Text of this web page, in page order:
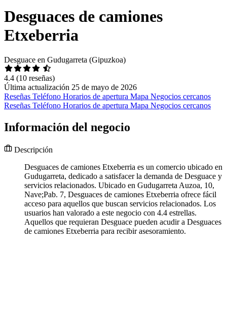
Desguaces de camiones
Etxeberria
Desguace en Gudugarreta (Gipuzkoa)
4.4 (10 reseñas)
Última actualización 25 de mayo de 2026
Reseñas Teléfono Horarios de apertura Mapa Negocios cercanos
Reseñas Teléfono Horarios de apertura Mapa Negocios cercanos
Información del negocio
Descripción
Desguaces de camiones Etxeberria es un comercio ubicado en
Gudugarreta, dedicado a satisfacer la demanda de Desguace y
servicios relacionados. Ubicado en Gudugarreta Auzoa, 10,
Nave;Pab. 7, Desguaces de camiones Etxeberria ofrece fácil
acceso para aquellos que buscan servicios relacionados. Los
usuarios han valorado a este negocio con 4.4 estrellas.
Aquellos que requieran Desguace pueden acudir a Desguaces
de camiones Etxeberria para recibir asesoramiento.